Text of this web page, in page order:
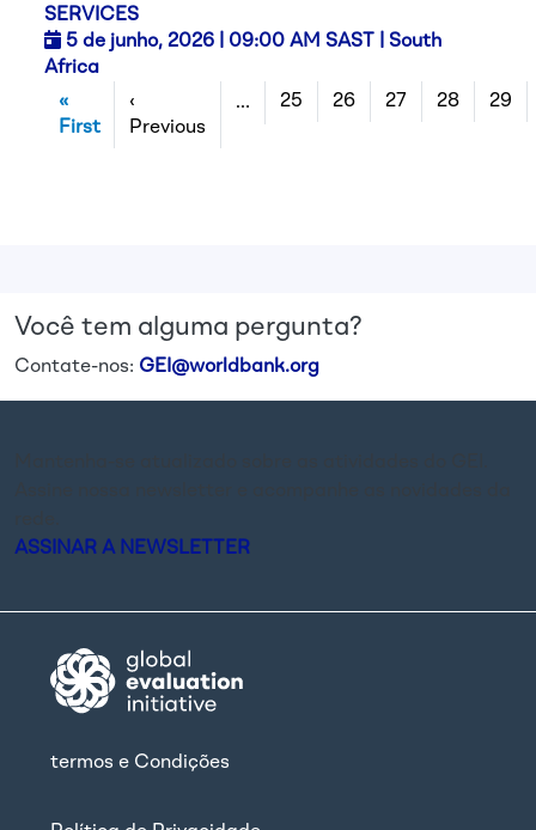
SERVICES
5 de junho, 2026 | 09:00 AM SAST | South
Africa
Paginação
«
FirstPrimeira página
‹
Previous Página anterior
… 25 26 27 28 29
Você tem alguma pergunta?
Contate-nos: GEI@worldbank.org
ASSINAR A NEWSLETTER
termos e Condições